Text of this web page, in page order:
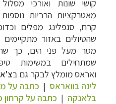
קושי שונות ואורכי
מאטרקציות הרריות
קרח, סנפלינג מפלים
מטר מעל פני הים, כך
שמתחילים במשימות
ואראס מומלץ לבקר גם ב
לינה בוואראס | כתבה על
בלאנקה | כתבה על קרחון